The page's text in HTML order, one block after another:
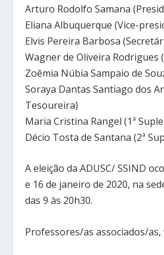
Arturo Rodolfo Samana
Eliana Albuquerque (Vice-
Elvis Pereira Barbosa
Wagner de Oliveira Rodrigues
Zoêmia Núbia Sampaio de
Soraya Dantas Santiago dos
Tesoureira)
Maria Cristina Rangel (1ª
Décio Tosta de Santana (2ª
A eleição da ADUSC/ SSIND
e 16 de janeiro de 2020, na
das 9 às 20h30.
Professores/as associados/